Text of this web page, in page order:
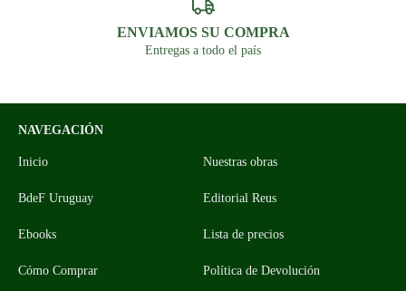
ENVIAMOS SU COMPRA
Entregas a todo el país
NAVEGACIÓN
Inicio Nuestras obras
BdeF Uruguay Editorial Reus
Ebooks Lista de precios
Cómo Comprar Política de Devolución